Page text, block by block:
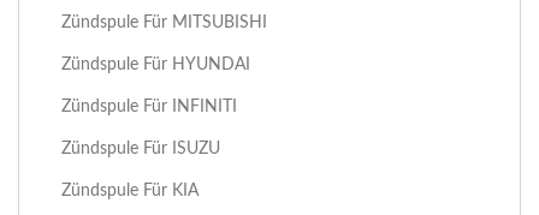
Zündspule Für MITSUBISHI
Zündspule Für HYUNDAI
Zündspule Für INFINITI
Zündspule Für ISUZU
Zündspule Für KIA